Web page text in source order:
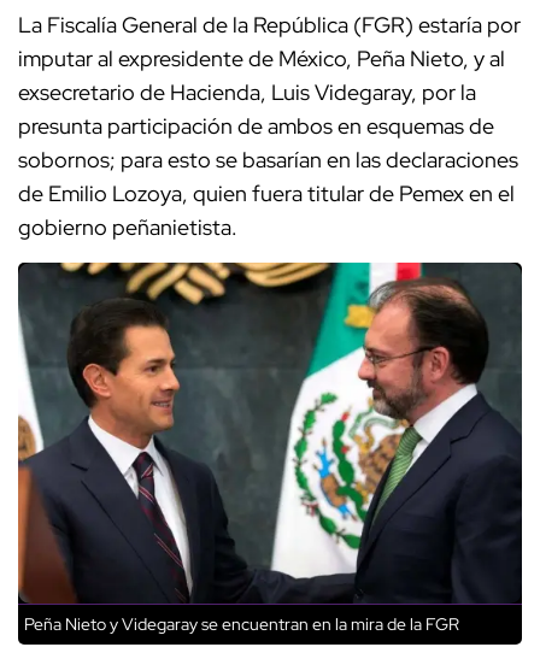
La Fiscalía General de la República (FGR) estaría por
imputar al expresidente de México, Peña Nieto, y al
exsecretario de Hacienda, Luis Videgaray, por la
presunta participación de ambos en esquemas de
sobornos; para esto se basarían en las declaraciones
de Emilio Lozoya, quien fuera titular de Pemex en el
gobierno peñanietista.
Peña Nieto y Videgaray se encuentran en la mira de la FGR